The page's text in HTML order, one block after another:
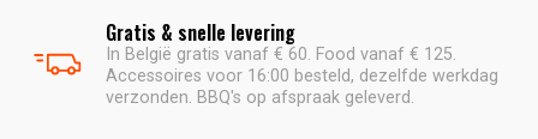
Gratis & snelle levering
In België gratis vanaf € 60. Food vanaf € 125.
Accessoires voor 16:00 besteld, dezelfde werkdag
verzonden. BBQ's op afspraak geleverd.